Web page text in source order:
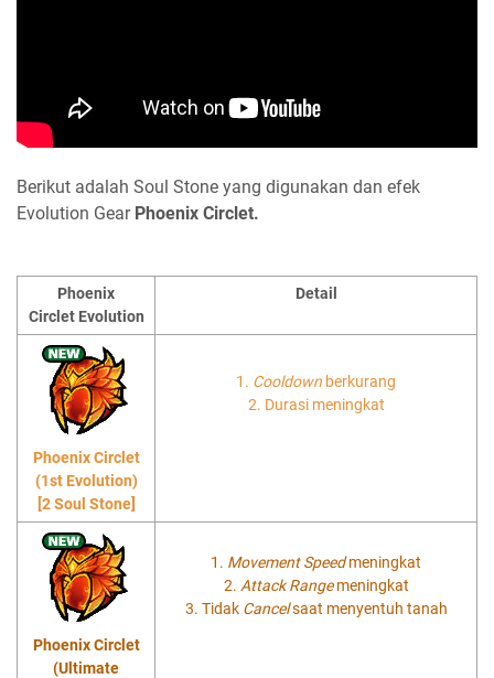
Berikut adalah Soul Stone yang digunakan dan efek
Evolution Gear Phoenix Circlet.
Phoenix
Circlet Evolution
Detail
Phoenix Circlet
(1st Evolution)
[2 Soul Stone]
1. Cooldown berkurang
2. Durasi meningkat
Phoenix Circlet
(Ultimate
1. Movement Speedmeningkat
2. Attack Rangemeningkat
3. Tidak Cancelsaat menyentuh tanah